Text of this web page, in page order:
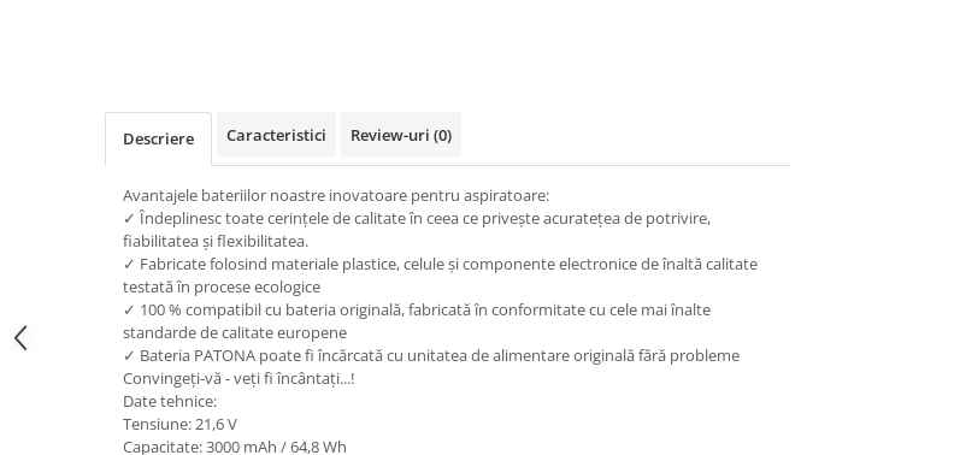
Scule electrice
Telefoane mobile
Produse de bucatarie kjøk
Accesorii kjøk
Pachete Promo
Incarcatoare & acumulatori
Descriere Caracteristici Review-uri (0)
Avantajele bateriilor noastre inovatoare pentru aspiratoare:
✓ Îndeplinesc toate cerințele de calitate în ceea ce privește acuratețea de potrivire,
fiabilitatea și flexibilitatea.
✓ Fabricate folosind materiale plastice, celule și componente electronice de înaltă calitate
testată în procese ecologice
✓ 100 % compatibil cu bateria originală, fabricată în conformitate cu cele mai înalte
standarde de calitate europene
✓ Bateria PATONA poate fi încărcată cu unitatea de alimentare originală fără probleme
Convingeți-vă - veți fi încântați...!
Date tehnice:
Tensiune: 21,6 V
Capacitate: 3000 mAh / 64,8 Wh